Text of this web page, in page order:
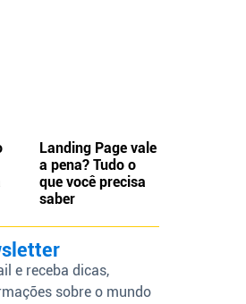
Landing Page vale
a pena? Tudo o
que você precisa
saber
e receba dicas,
sobre o mundo